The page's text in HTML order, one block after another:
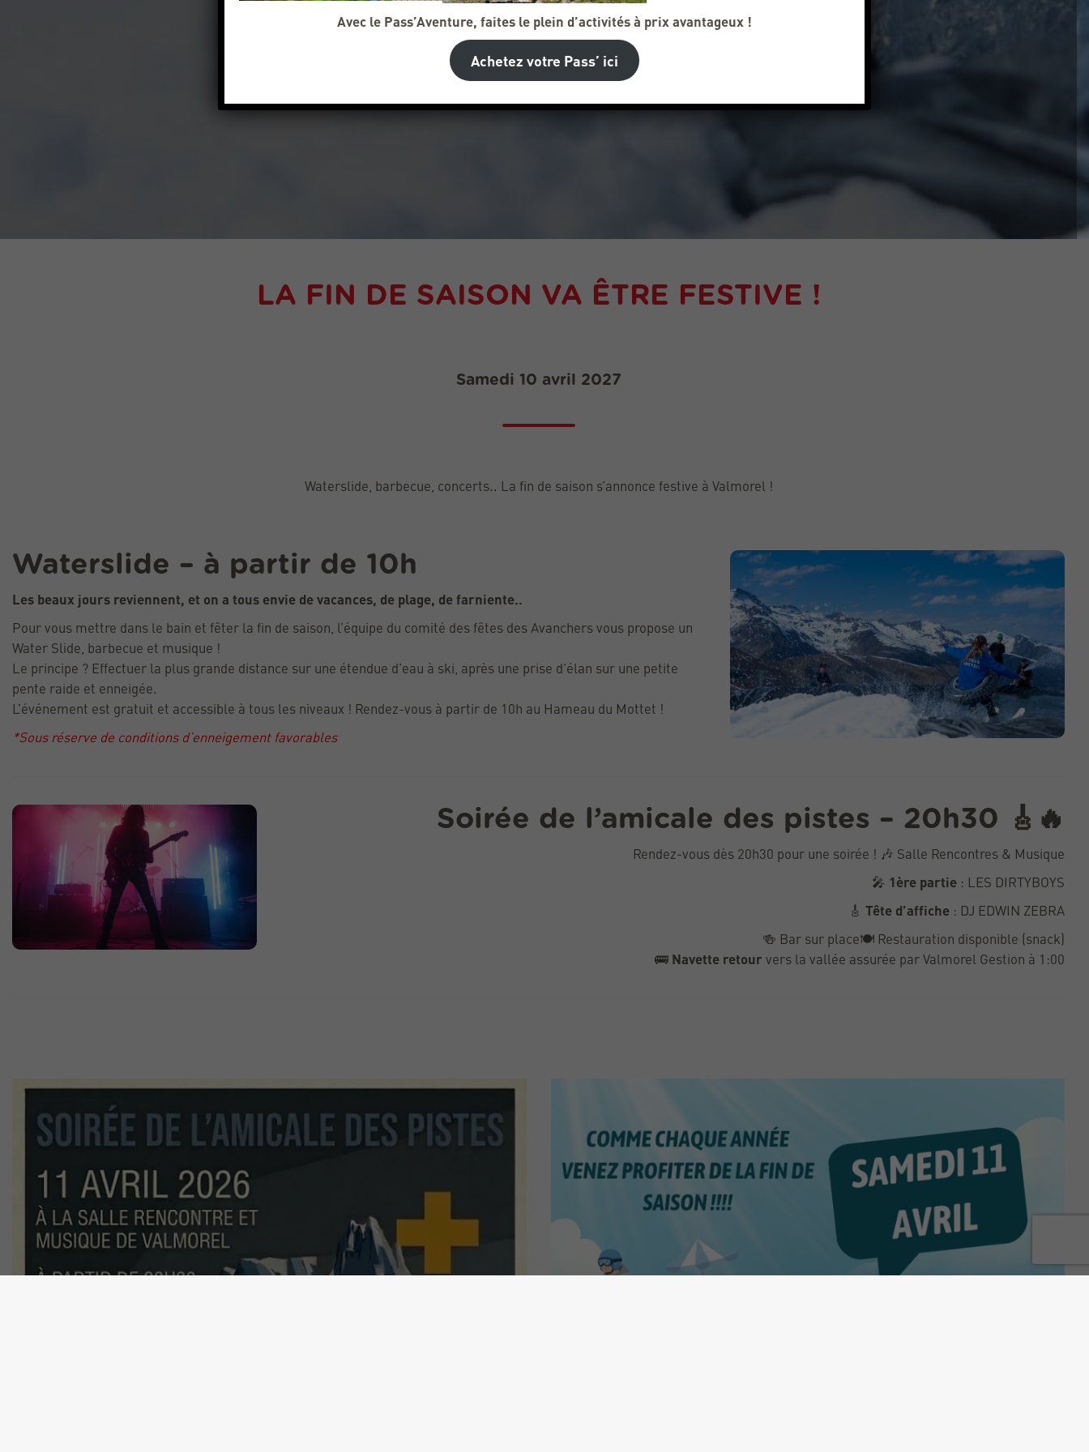
LA FIN DE SAISON VA ÊTRE FESTIVE !
Samedi 10 avril 2027
Waterslide, barbecue, concerts.. La fin de saison s’annonce festive à Valmorel !
Waterslide – à partir de 10h
Les beaux jours reviennent, et on a tous envie de vacances, de plage, de farniente..
Pour vous mettre dans le bain et fêter la fin de saison, l’équipe du comité des fêtes des Avanchers vous propose un
Water Slide, barbecue et musique !
Le principe ? Effectuer la plus grande distance sur une étendue d’eau à ski, après une prise d’élan sur une petite
pente raide et enneigée.
L’événement est gratuit et accessible à tous les niveaux ! Rendez-vous à partir de 10h au Hameau du Mottet !
*Sous réserve de conditions d’enneigement favorables
Soirée de l’amicale des pistes – 20h30 🎸🔥
Rendez-vous dès 20h30 pour une soirée ! 🎶 Salle Rencontres & Musique
🎤 1ère partie : LES DIRTYBOYS
🎸 Tête d’affiche : DJ EDWIN ZEBRA
🍻 Bar sur place🍽️ Restauration disponible (snack)
🚌 Navette retour vers la vallée assurée par Valmorel Gestion à 1:00
Avec le Pass’Aventure, faites le plein d’activités à prix avantageux !
Achetez votre Pass’ ici